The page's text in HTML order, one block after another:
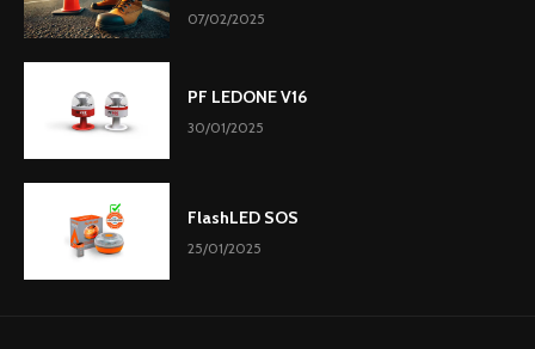
07/02/2025
PF LEDONE V16
30/01/2025
FlashLED SOS
25/01/2025